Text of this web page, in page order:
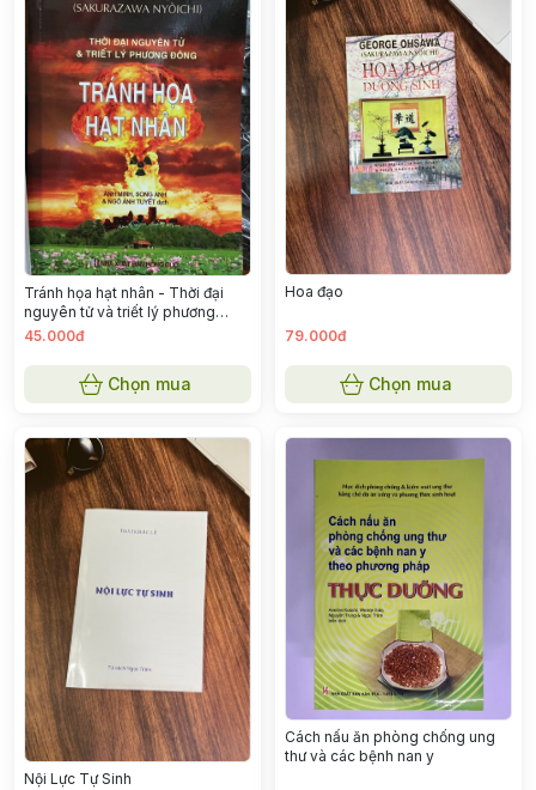
Tránh họa hạt nhân - Thời đại
nguyên tử và triết lý phương
Đông
45.000đ
Chọn mua
Hoa đạo
79.000đ
Chọn mua
Nội Lực Tự Sinh
Cách nấu ăn phòng chống ung
thư và các bệnh nan y